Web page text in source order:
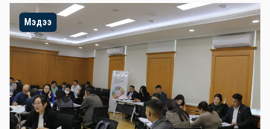
Мэдээ